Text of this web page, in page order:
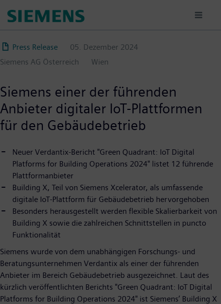
zum
Press Release
05. Dezember 2024
Siemens AG Österreich
Wien
Siemens einer der führenden
Anbieter digitaler IoT-Plattformen
für den Gebäudebetrieb
Neuer Verdantix-Bericht "Green Quadrant: IoT Digital
Platforms for Building Operations 2024" listet 12 führende
Plattformanbieter
Building X, Teil von Siemens Xcelerator, als umfassende
digitale IoT-Plattform für Gebäudebetrieb hervorgehoben
Besonders herausgestellt werden flexible Skalierbarkeit von
Building X sowie die zahlreichen Schnittstellen in puncto
Funktionalität
Siemens wurde von dem unabhängigen Forschungs- und
Beratungsunternehmen Verdantix als einer der führenden
Anbieter im Bereich Gebäudebetrieb ausgezeichnet. Laut des
kürzlich veröffentlichten Berichts "Green Quadrant: IoT Digital
Platforms for Building Operations 2024" ist Siemens’ Building X